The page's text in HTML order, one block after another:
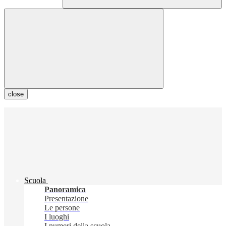
close
Scuola
Panoramica
Presentazione
Le persone
I luoghi